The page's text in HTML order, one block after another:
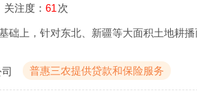
关注度： 61 次
础上，针对东北、新疆等大面积土地耕
普惠三农提供贷款和保险服务